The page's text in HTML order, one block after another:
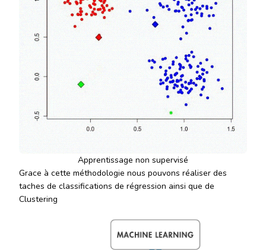
Apprentissage non supervisé
Grace à cette méthodologie nous pouvons réaliser des
taches de classifications de régression ainsi que de
Clustering